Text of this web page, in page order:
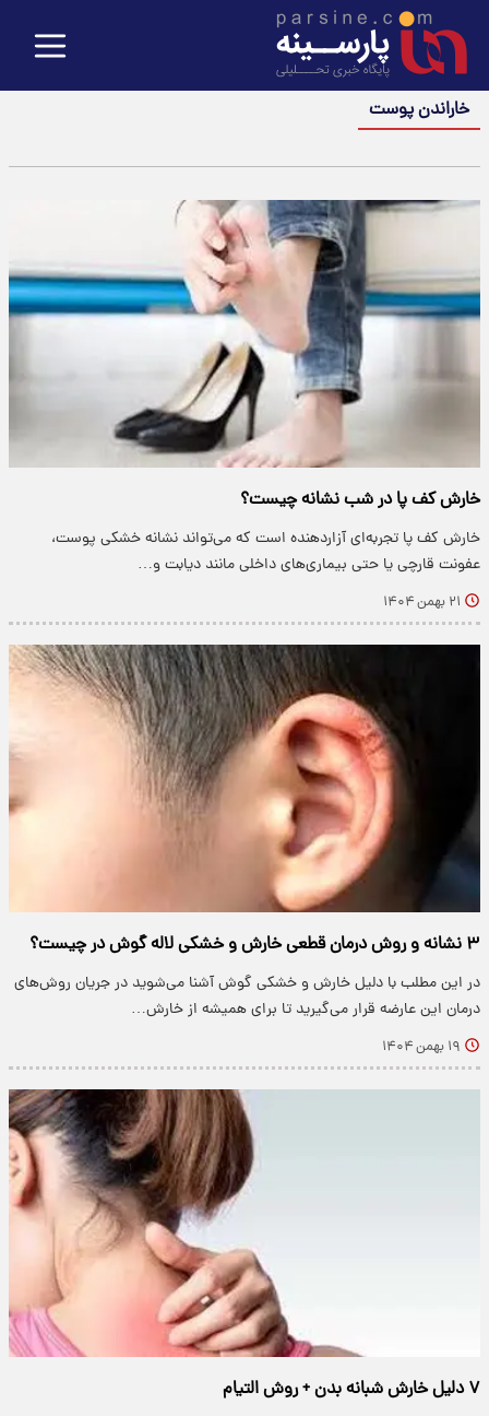
خاراندن پوست
خارش کف پا در شب نشانه چیست؟
خارش کف پا تجربه‌ای آزاردهنده است که می‌تواند نشانه خشکی پوست،
عفونت قارچی یا حتی بیماری‌های داخلی مانند دیابت و…
۲۱ بهمن ۱۴۰۴
۳ نشانه و روش درمان قطعی خارش و خشکی لاله گوش در چیست؟
در این مطلب با دلیل خارش و خشکی گوش آشنا می‌شوید در جریان روش‌های
درمان این عارضه قرار می‌‌گیرید تا برای همیشه از خارش…
۱۹ بهمن ۱۴۰۴
۷ دلیل خارش شبانه بدن + روش التیام